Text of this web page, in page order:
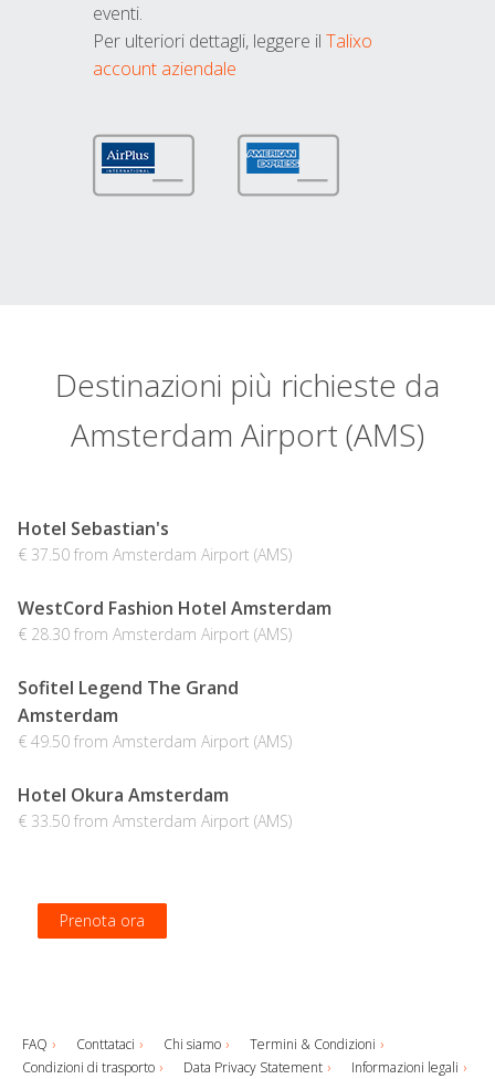
eventi.
Per ulteriori dettagli, leggere il Talixo
account aziendale
Destinazioni più richieste da
Amsterdam Airport (AMS)
Hotel Sebastian's
€ 37.50 from Amsterdam Airport (AMS)
Prenota ora
WestCord Fashion Hotel Amsterdam
€ 28.30 from Amsterdam Airport (AMS)
Prenota ora
Sofitel Legend The Grand
Amsterdam
€ 49.50 from Amsterdam Airport (AMS)
Prenota ora
Hotel Okura Amsterdam
€ 33.50 from Amsterdam Airport (AMS)
Prenota ora
FAQ Conttataci Chi siamo
Termini & Condizioni
Condizioni di trasporto
Data Privacy Statement Informazioni legali